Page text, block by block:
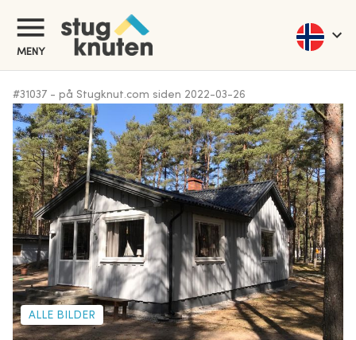
MENY
#31037 - på Stugknut.com siden 2022-03-26
ALLE BILDER